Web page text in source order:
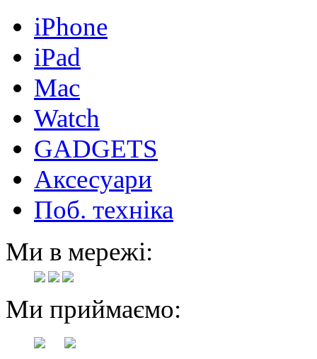
iPhone
iPad
Mac
Watch
GADGETS
Аксесуари
Поб. техніка
Ми в мережі:
Ми приймаємо: